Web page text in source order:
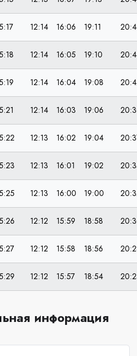
12:14 16:06 19:11
12:14 16:05 19:10
12:14 16:04 19:08
12:14 16:03 19:06
12:13 16:02 19:04
12:13 16:01 19:02
12:13 16:00 19:00
12:12 15:59 18:58
12:12 15:58 18:56
12:12 15:57 18:54
информация